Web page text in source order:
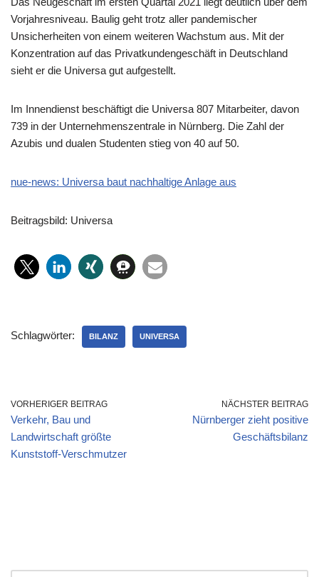
Vorjahresniveau. Baulig geht trotz aller pandemischer
Unsicherheiten von einem weiteren Wachstum aus. Mit der
Konzentration auf das Privatkundengeschäft in Deutschland
sieht er die Universa gut aufgestellt.
Im Innendienst beschäftigt die Universa 807 Mitarbeiter, davon
739 in der Unternehmenszentrale in Nürnberg. Die Zahl der
Azubis und dualen Studenten stieg von 40 auf 50.
nue-news: Universa baut nachhaltige Anlage aus
Beitragsbild: Universa
Schlagwörter: BILANZ UNIVERSA
VORHERIGER BEITRAG
Verkehr, Bau und
Landwirtschaft größte
Kunststoff-Verschmutzer
NÄCHSTER BEITRAG
Nürnberger zieht positive
Geschäftsbilanz